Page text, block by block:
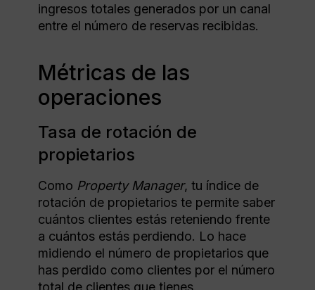
ingresos totales generados por un canal
entre el número de reservas recibidas.
Métricas de las
operaciones
Tasa de rotación de
propietarios
Como Property Manager, tu índice de
rotación de propietarios te permite saber
cuántos clientes estás reteniendo frente
a cuántos estás perdiendo. Lo hace
midiendo el número de propietarios que
has perdido como clientes por el número
total de clientes que tienes.